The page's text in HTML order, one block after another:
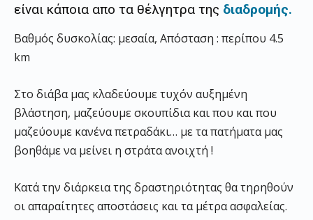
είναι κάποια απο τα θέλγητρα της διαδρομής.
Βαθμός δυσκολίας: μεσαία, Απόσταση : περίπου 4.5
km
Στο διάβα μας κλαδεύουμε τυχόν αυξημένη
βλάστηση, μαζεύουμε σκουπίδια και που και που
μαζεύουμε κανένα πετραδάκι… με τα πατήματα μας
βοηθάμε να μείνει η στράτα ανοιχτή !
Κατά την διάρκεια της δραστηριότητας θα τηρηθούν
οι απαραίτητες αποστάσεις και τα μέτρα ασφαλείας.